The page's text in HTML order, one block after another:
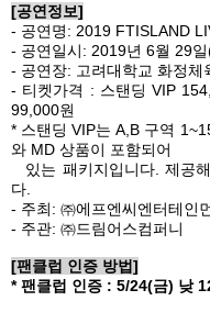
[공연정보]
- 공연명: 2019 FTISLAND
- 공연일시: 2019년 6월 29일
- 공연장: 고려대학교 화정체
- 티켓가격 : 스탠딩 VIP
99,000원
* 스탠딩VIP는A,B 구역
와 MD 상품이 포함되어
있는 패키지입니다.제공
다
- 주최: ㈜에프엔씨엔터테인
- 주관: ㈜드림어스컴퍼니
[팬클럽 인증 방법]
*팬클럽 인증 : 5/24(금) 낮